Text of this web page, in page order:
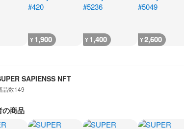
¥1,900 ¥1,400 ¥2,600
SAPIENSS NFT
品数149
の商品